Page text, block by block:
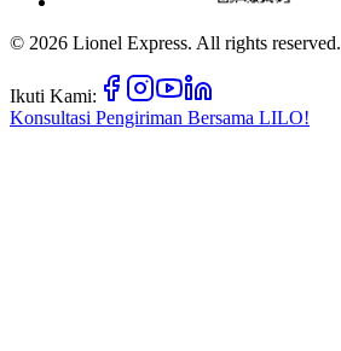
© 2026 Lionel Express. All rights reserved.
Ikuti Kami:
Konsultasi Pengiriman Bersama LILO!